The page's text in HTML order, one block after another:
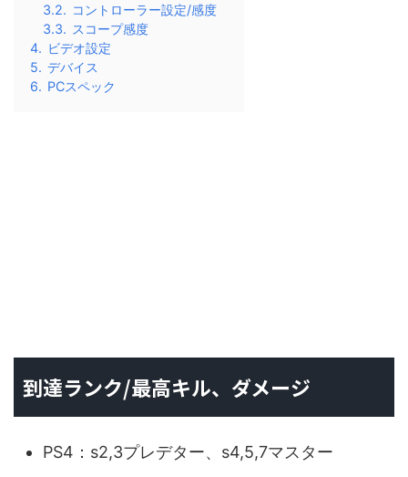
3.2. コントローラー設定/感度
3.3. スコープ感度
4. ビデオ設定
5. デバイス
6. PCスペック
到達ランク/最高キル、ダメージ
PS4：s2,3プレデター、s4,5,7マスター